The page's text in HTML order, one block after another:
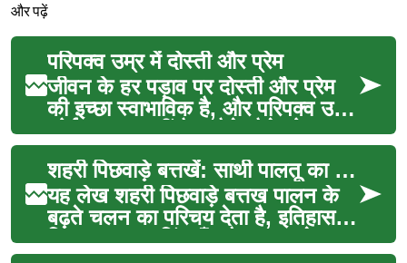
और पढ़ें
परिपक्व उम्र में दोस्ती और प्रेम
जीवन के हर पड़ाव पर दोस्ती और प्रेम
की इच्छा स्वाभाविक है, और परिपक्व उम्र
कोई अपवाद नहीं है। जैसे-जैसे लोग उम्र
में ...
शहरी पिछवाड़े बत्तखें: साथी पालतू का नया चलन
यह लेख शहरी पिछवाड़े बत्तख पालन के
बढ़ते चलन का परिचय देता है, इतिहास,
नियम, स्वस्थ्य चिंताएँ, और बाजार के नए